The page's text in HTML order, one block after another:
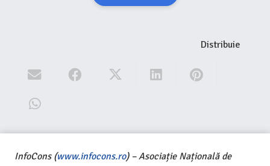
Distribuie
InfoCons (www.infocons.ro) – Asociație Națională de